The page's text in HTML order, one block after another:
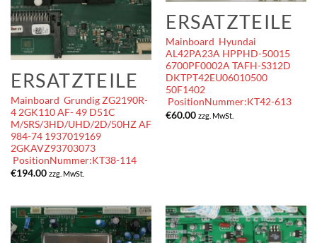
ERSATZTEILE
Mainboard Grundig ZG2190R-
4 2GK110 AF- 49 D51C
M/SRS/3HD/UHD/2D/50HZ AF
984-74 1937019169
2GKAVZ93703073
PositionNummer:KT38-114
€194.00 zzg. MwSt.
ERSATZTEILE
Mainboard Hyundai
AL42PA23A HPPHD-50015
6700PF0002A TAFH-S312D
DKTPT42EU06010500
50F1402
PositionNummer:KT42-613
€60.00 zzg. MwSt.